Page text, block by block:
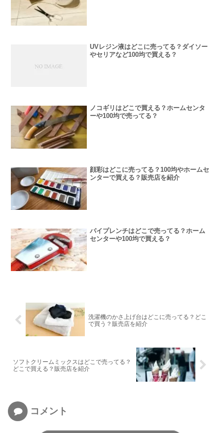
UVレジン液はどこに売ってる？ダイソー
やセリアなど100均で買える？
ノコギリはどこで買える？ホームセンタ
ーや100均で売ってる？
顔彩はどこに売ってる？100均やホームセ
ンターで買える？販売店を紹介
パイプレンチはどこで売ってる？ホーム
センターや100均で買える？
洗濯機のかさ上げ台はどこに売ってる？どこ
で買う？販売店を紹介
ソフトクリームミックスはどこで売ってる？
どこで買える？販売店を紹介
コメント